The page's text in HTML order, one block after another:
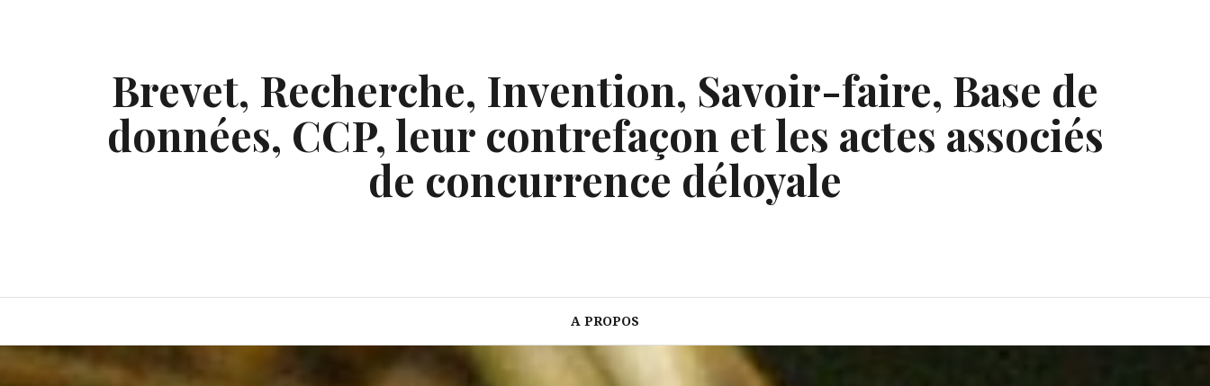
Brevet, Recherche, Invention, Savoir-faire, Base de
données, CCP, leur contrefaçon et les actes associés
de concurrence déloyale
A PROPOS